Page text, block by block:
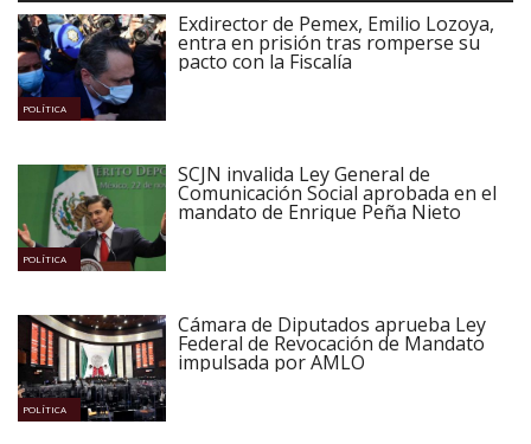
POLÍTICA
Exdirector de Pemex, Emilio Lozoya,
entra en prisión tras romperse su
pacto con la Fiscalía
POLÍTICA
SCJN invalida Ley General de
Comunicación Social aprobada en el
mandato de Enrique Peña Nieto
POLÍTICA
Cámara de Diputados aprueba Ley
Federal de Revocación de Mandato
impulsada por AMLO